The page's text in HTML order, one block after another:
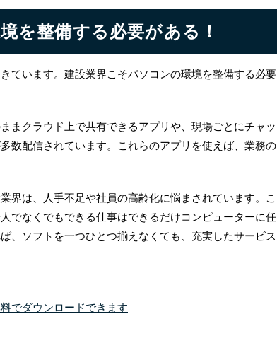
を整備する必要がある！
ています。建設業界こそパソコンの環境を整備する必要
まクラウド上で共有できるアプリや、現場ごとにチャッ
数配信されています。これらのアプリを使えば、業務の
界は、人手不足や社員の高齢化に悩まされています。こ
でなくでもできる仕事はできるだけコンピューターに任
、ソフトを一つひとつ揃えなくても、充実したサービス
でダウンロードできます